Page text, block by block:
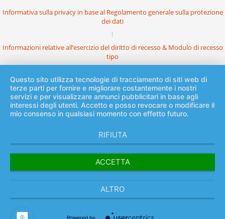
Informativa sulla privacy in base al Regolamento generale sulla protezione
dei dati
Informazioni relative all’esercizio del diritto di recesso & Modulo di recesso
tipo
Questo sito utilizza tecnologie di tracciamento di siti web di
terze parti per fornire e migliorare costantemente i nostri
servizi e per visualizzare annunci pubblicitari in base agli
interessi degli utenti. Accetto e posso revocare o modificare il
mio consenso in qualsiasi momento con effetto futuro.
RIFIUTA
ACCETTA
ALTRO
Powered by